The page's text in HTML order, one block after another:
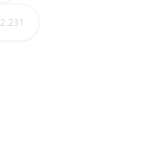
2.231